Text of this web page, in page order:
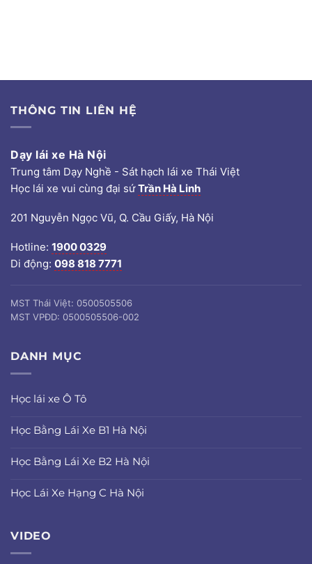
THÔNG TIN LIÊN HỆ
Dạy lái xe Hà Nội
Trung tâm Dạy Nghề - Sát hạch lái xe Thái Việt
Học lái xe vui cùng đại sứTrần Hà Linh
201 Nguyễn Ngọc Vũ, Q. Cầu Giấy, Hà Nội
Hotline: 1900 0329
Di động: 098 818 7771
MST Thái Việt: 0500505506
MST VPĐD: 0500505506-002
DANH MỤC
Học lái xe Ô Tô
Học Bằng Lái Xe B1 Hà Nội
Học Bằng Lái Xe B2 Hà Nội
Học Lái Xe Hạng C Hà Nội
VIDEO